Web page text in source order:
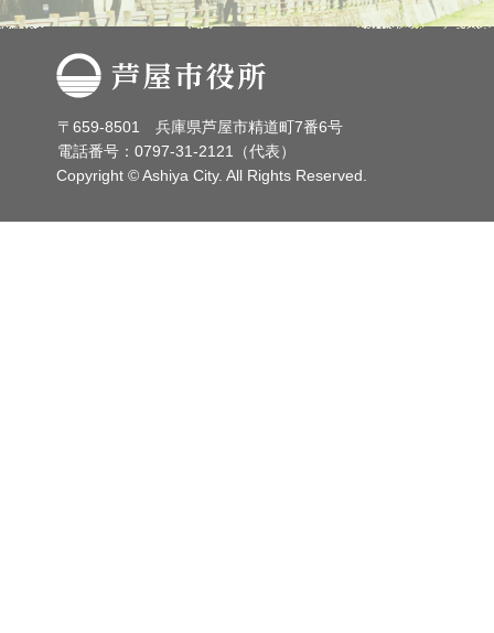
芦屋市役所
〒659-8501 兵庫県芦屋市精道町7番6号
電話番号：0797-31-2121（代表）
Copyright © Ashiya City. All Rights Reserved.